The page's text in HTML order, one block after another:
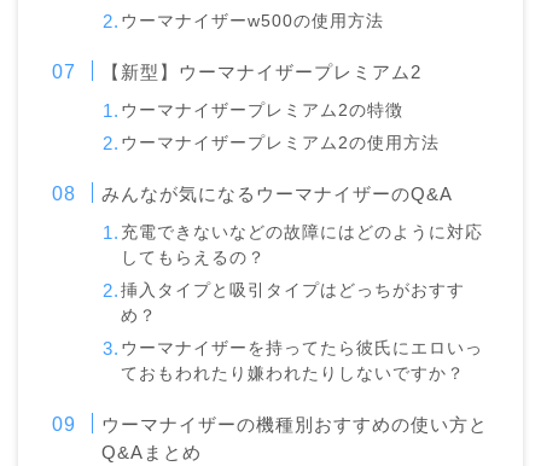
ウーマナイザーw500の使用方法
【新型】ウーマナイザープレミアム2
ウーマナイザープレミアム2の特徴
ウーマナイザープレミアム2の使用方法
みんなが気になるウーマナイザーのQ&A
充電できないなどの故障にはどのように対応
してもらえるの？
挿入タイプと吸引タイプはどっちがおすす
め？
ウーマナイザーを持ってたら彼氏にエロいっ
ておもわれたり嫌われたりしないですか？
ウーマナイザーの機種別おすすめの使い方と
Q&Aまとめ